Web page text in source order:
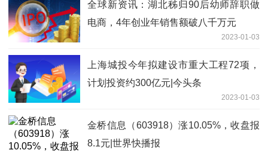
全球新资讯：湖北秭归90后幼师辞职做
电商，4年创业年销售额破八千万元
2023-01-03
上海城投今年拟建设市重大工程72项，
计划投资约300亿元|今头条
2023-01-03
金桥信息（603918）涨10.05%，收盘报
8.1元|世界快播报